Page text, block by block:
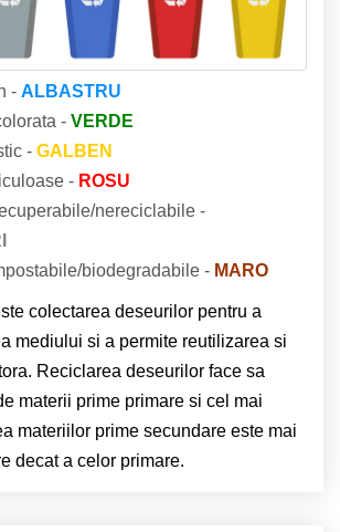
- ALBASTRU
- VERDE
- GALBEN
- ROSU
nereciclabile -
biodegradabile - MARO
colectarea deseurilor pentru a
mediului si a permite reutilizarea si
Reciclarea deseurilor face sa
materii prime primare si cel mai
materiilor prime secundare este mai
decat a celor primare.